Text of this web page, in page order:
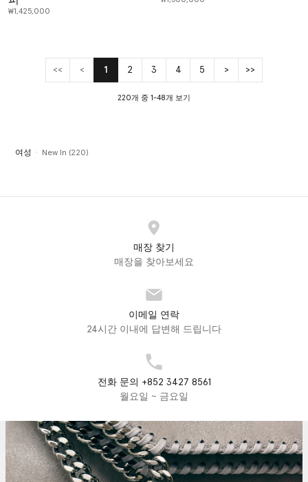
₩1,425,000
<< < 1(current)
2 3 4 5 > >>
220개 중 1-48개 보기
여성 New In (220)
매장 찾기
매장을 찾아보세요
이메일 연락
24시간 이내에 답변해 드립니다
전화 문의 +852 3427 8561
월요일 ~ 금요일